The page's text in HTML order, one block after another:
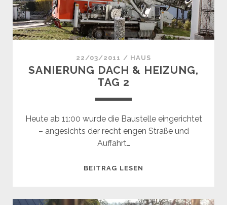
22/03/2011 / HAUS
SANIERUNG DACH & HEIZUNG,
TAG 2
Heute ab 11:00 wurde die Baustelle eingerichtet
– angesichts der recht engen Straße und
Auffahrt…
BEITRAG LESEN